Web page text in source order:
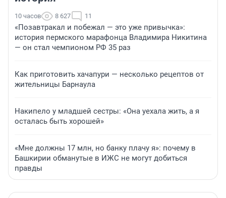
10 часов 8 627 11
«Позавтракал и побежал — это уже привычка»:
история пермского марафонца Владимира Никитина
— он стал чемпионом РФ 35 раз
Как приготовить хачапури — несколько рецептов от
жительницы Барнаула
Накипело у младшей сестры: «Она уехала жить, а я
осталась быть хорошей»
«Мне должны 17 млн, но банку плачу я»: почему в
Башкирии обманутые в ИЖС не могут добиться
правды